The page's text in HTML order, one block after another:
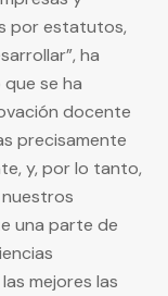
por estatutos,
ha
se ha
docente
precisamente
y, por lo tanto,
una parte de
mejores las